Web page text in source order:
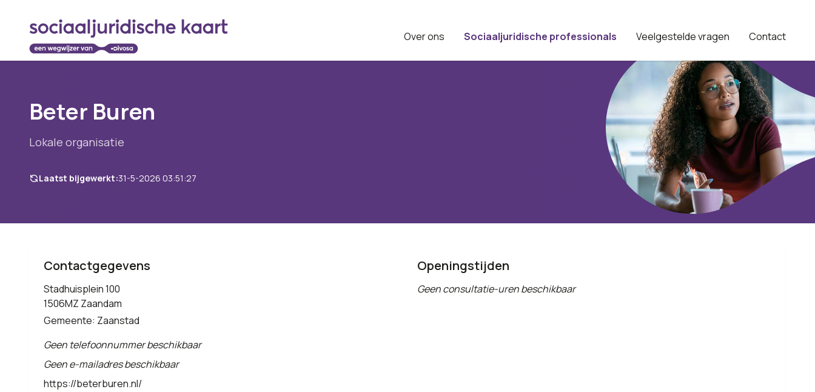
Over ons Sociaaljuridische professionals Veelgestelde vragen Contact
Beter Buren
Lokale organisatie
Laatst bijgewerkt:31-5-2026 03:51:27
Contactgegevens
Stadhuisplein 100
1506MZ Zaandam
Gemeente: Zaanstad
Geen telefoonnummer beschikbaar
Geen e-mailadres beschikbaar
https://beterburen.nl/
Openingstijden
Geen consultatie-uren beschikbaar